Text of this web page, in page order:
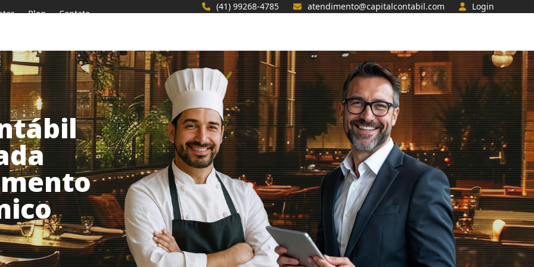
(41) 99268-4785 atendimento@capitalcontabil.com Login
Blog Contato